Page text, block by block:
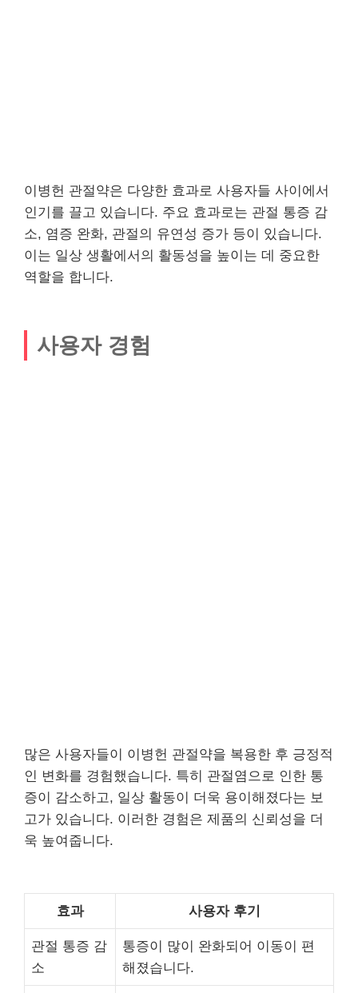
이병헌 관절약은 다양한 효과로 사용자들 사이에서
인기를 끌고 있습니다. 주요 효과로는 관절 통증 감
소, 염증 완화, 관절의 유연성 증가 등이 있습니다.
이는 일상 생활에서의 활동성을 높이는 데 중요한
역할을 합니다.
사용자 경험
많은 사용자들이 이병헌 관절약을 복용한 후 긍정적
인 변화를 경험했습니다. 특히 관절염으로 인한 통
증이 감소하고, 일상 활동이 더욱 용이해졌다는 보
고가 있습니다. 이러한 경험은 제품의 신뢰성을 더
욱 높여줍니다.
효과 사용자 후기
관절 통증 감
소
통증이 많이 완화되어 이동이 편
해졌습니다.